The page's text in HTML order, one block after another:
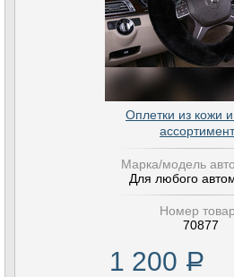
Оплетки из кожи
Марка/модель
Для любого
Номер
70877
1 200 Р